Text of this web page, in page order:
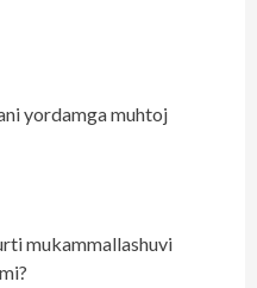
yordamga muhtoj
mukammallashuvi